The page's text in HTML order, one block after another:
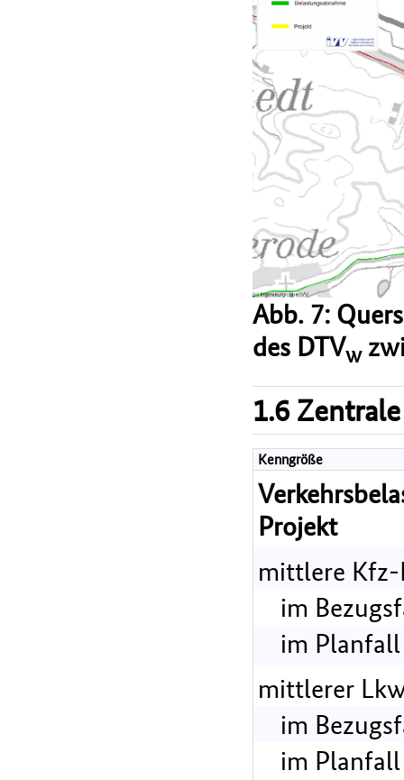
Abb. 7:
des DTVw
1.6
Kenngröße
Projekt
mittlere
im
im Planfall
mittlerer
im
im Planfall